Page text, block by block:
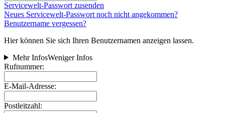
Servicewelt-Passwort zusenden
Neues Servicewelt-Passwort noch nicht angekommen?
Benutzername vergessen?
Hier können Sie sich Ihren Benutzernamen anzeigen lassen.
Mehr InfosWeniger Infos
Rufnummer:
E-Mail-Adresse:
Postleitzahl: